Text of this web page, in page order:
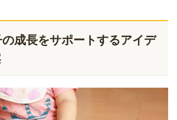
成長をサポートするアイデ